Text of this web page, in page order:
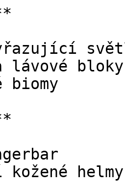
lávové bloky
biomy
kožené helmy